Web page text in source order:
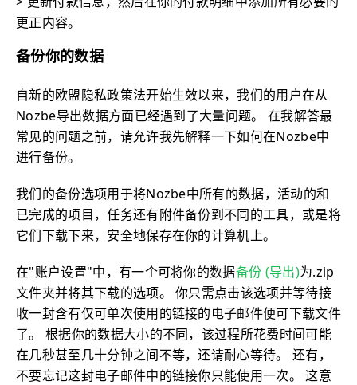
更正内容。
备份你的数据
自新的欧盟隐私政策法开始生效以来，我们的用户在从
Nozbe导出数据方面已经遇到了大量问题。 在我解答最
常见的问题之前，请允许我先解释一下如何在Nozbe中
进行备份。
我们的备份选项用于将Nozbe中所有的数据，活动的和
已完成的项目，任务还有附件备份到不同的工具，或是将
它们下载下来，安全地保存在你的计算机上。
在"账户设置"中，有一个可将你的数据备份 (导出)为.zip
文件夹并将其下载的选项。 你只需点击该选项并等待接
收一封含有仅可单次使用的链接的电子邮件便可下载文件
了。 根据你的数据大小的不同，该过程所花费时间可能
在几秒甚至几十分钟之间不等，还请耐心等待。 还有，
不要忘记这封电子邮件中的链接你只能使用一次。 这意